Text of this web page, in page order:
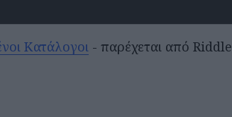
Κατάλογοι - παρέχεται από Riddle